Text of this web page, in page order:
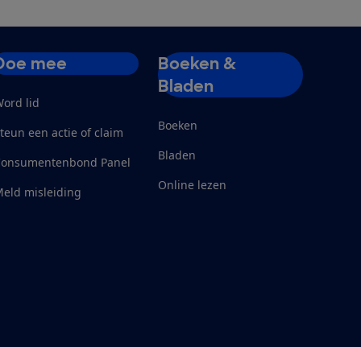
mee
lid
een actie of claim
Panel
misleiding
Boeken &
Bladen
Boeken
Bladen
Online lezen